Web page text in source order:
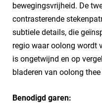
bewegingsvrijheid. De
contrasterende
subtiele details, die
regio waar oolong wordt
is ongetwijnd en op
bladeren van oolong
Benodigd garen: